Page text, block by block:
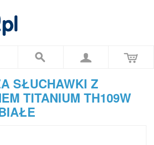
SŁUCHAWKI Z
TITANIUM TH109W